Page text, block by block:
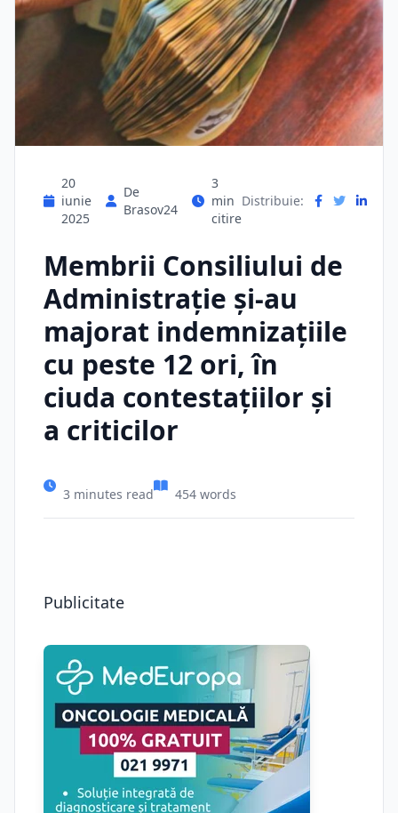
20
iunie
2025
De
Brasov24
3
min
citire
Distribuie:
Membrii Consiliului de
Administrație și-au
majorat indemnizațiile
cu peste 12 ori, în
ciuda contestațiilor și
a criticilor
3 minutes read 454 words
Publicitate